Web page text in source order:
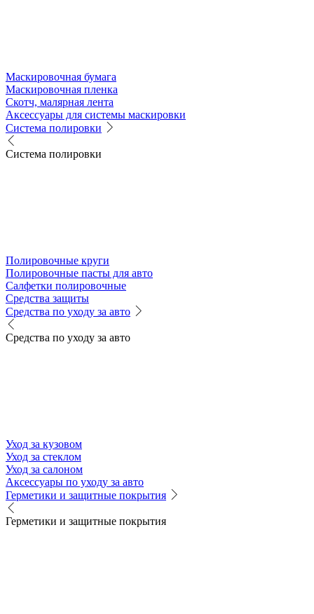
Маскировочная бумага
Маскировочная пленка
Скотч, малярная лента
Аксессуары для системы маскировки
Система полировки
Система полировки
Полировочные круги
Полировочные пасты для авто
Салфетки полировочные
Средства защиты
Средства по уходу за авто
Средства по уходу за авто
Уход за кузовом
Уход за стеклом
Уход за салоном
Аксессуары по уходу за авто
Герметики и защитные покрытия
Герметики и защитные покрытия